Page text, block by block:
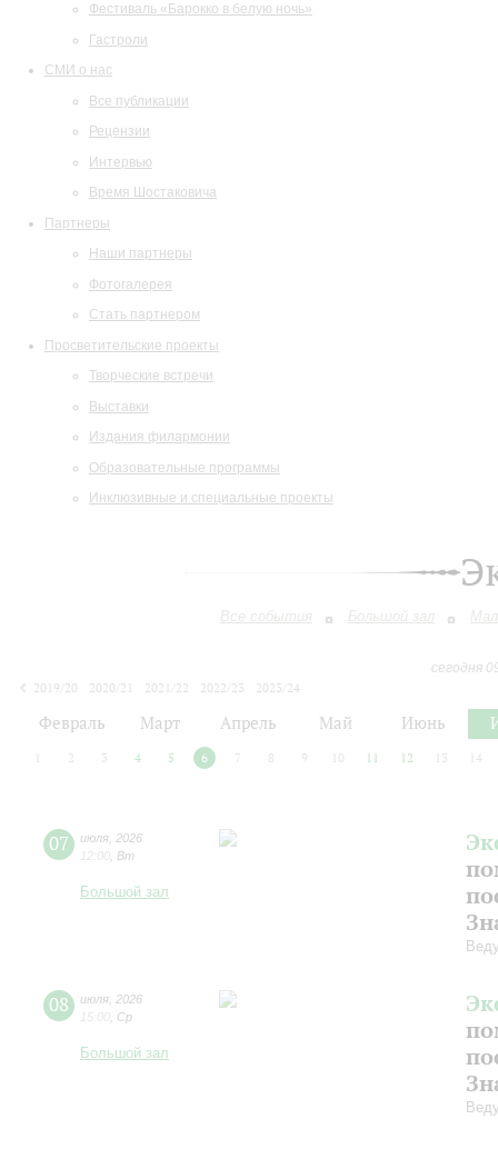
Фестиваль «Барокко в белую ночь»
Гастроли
СМИ о нас
Все публикации
Рецензии
Интервью
Время Шостаковича
Партнеры
Наши партнеры
Фотогалерея
Стать партнером
Просветительские проекты
Творческие встречи
Выставки
Издания филармонии
Образовательные программы
Инклюзивные и специальные проекты
Все события Большой зал
сегодня
2019/20
2020/21 2021/22 2022/23
2023/24
Февраль Март Апрель Май Июнь
2 3 4 5 6 7 8 9 10 11 12 13 14
07 июля 2026
12:00 Вт
Большой зал
08 июля 2026
15:00 Ср
Большой зал